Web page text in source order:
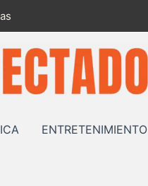
ENTRETENIMIENTO